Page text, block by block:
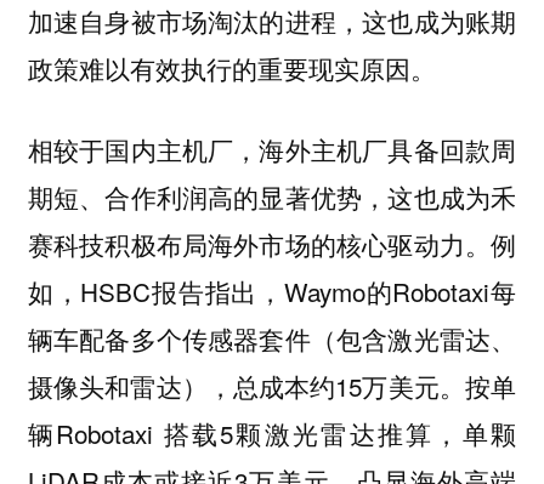
加速自身被市场淘汰的进程，这也成为账期
政策难以有效执行的重要现实原因。
相较于国内主机厂，海外主机厂具备回款周
期短、合作利润高的显著优势，这也成为禾
赛科技积极布局海外市场的核心驱动力。例
如，HSBC报告指出，Waymo的Robotaxi每
辆车配备多个传感器套件（包含激光雷达、
摄像头和雷达），总成本约15万美元。按单
辆Robotaxi 搭载5颗激光雷达推算，单颗